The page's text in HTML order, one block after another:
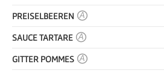
PREISELBEEREN A
SAUCE TARTARE A
GITTER POMMES A